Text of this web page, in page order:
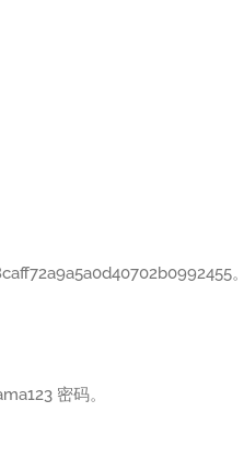
。
密码。